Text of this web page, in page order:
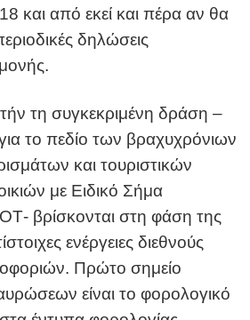
και από εκεί και πέρα αν θα
δηλώσεις
τη συγκεκριμένη δράση –
το πεδίο των βραχυχρόνιων
και τουριστικών
με Ειδικό Σήμα
βρίσκονται στη φάση της
ενέργειες διεθνούς
Πρώτο σημείο
είναι το φορολογικό